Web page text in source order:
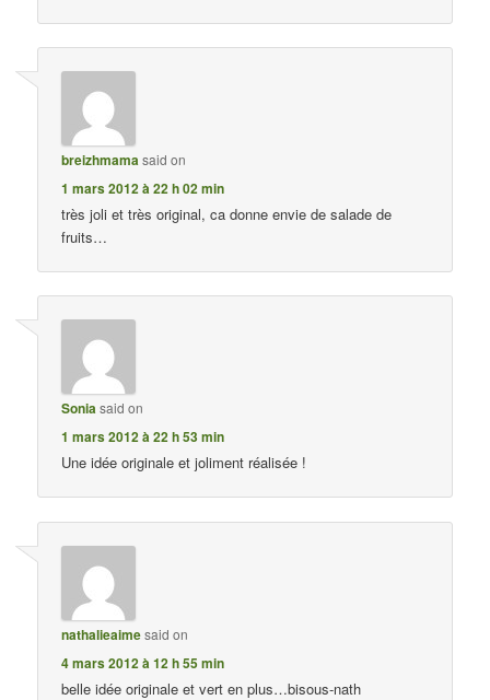
breizhmamasaid on
1 mars 2012 à 22 h 02 min
très joli et très original, ca donne envie de salade de
fruits…
Soniasaid on
1 mars 2012 à 22 h 53 min
Une idée originale et joliment réalisée !
nathalieaimesaid on
4 mars 2012 à 12 h 55 min
belle idée originale et vert en plus…bisous-nath